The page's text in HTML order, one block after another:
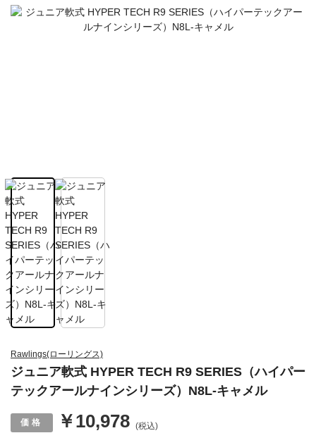
Rawlings(ローリングス)
ジュニア軟式 HYPER TECH R9 SERIES（ハイパー
テックアールナインシリーズ）N8L-キャメル
￥10,978 (税込)